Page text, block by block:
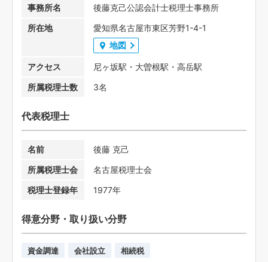
事務所名
後藤克己公認会計士税理士事務所
所在地
愛知県名古屋市東区芳野1-4-1
地図
アクセス
尼ヶ坂駅・大曽根駅・高岳駅
所属税理士数
3名
代表税理士
名前
後藤 克己
所属税理士会
名古屋税理士会
税理士登録年
1977年
得意分野・取り扱い分野
資金調達 会社設立 相続税